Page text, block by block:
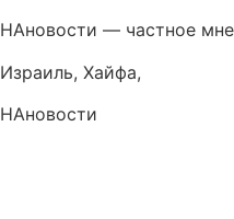
НАновости — частное
Израиль, Хайфа,
НАновости